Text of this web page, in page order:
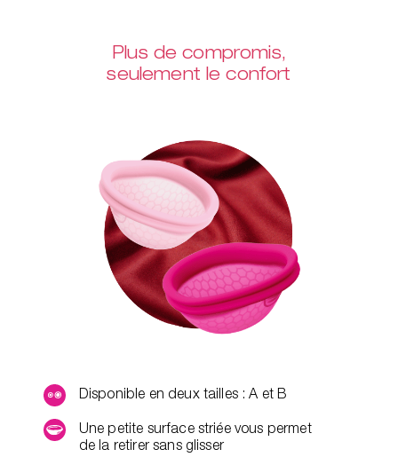
Plus de compromis,
seulement le confort
Disponible en deux tailles : A et B
Une petite surface striée vous permet
de la retirer sans glisser